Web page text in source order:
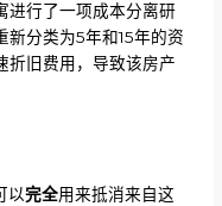
进行了一项成本分离研
新分类为5年和15年的资
折旧费用，导致该房产
以完全用来抵消来自这